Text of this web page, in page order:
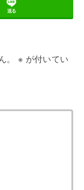
送る
※ が付いてい